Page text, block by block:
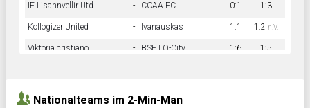
IF Lisannvellir Utd. - CCAA FC 0:1 1:3
Kollogizer United - Ivanauskas 1:1 1:2 n.V.
Viktoria cristiano - BSF LO-City 1:6 1:5
Nationalteams im 2-Min-Man